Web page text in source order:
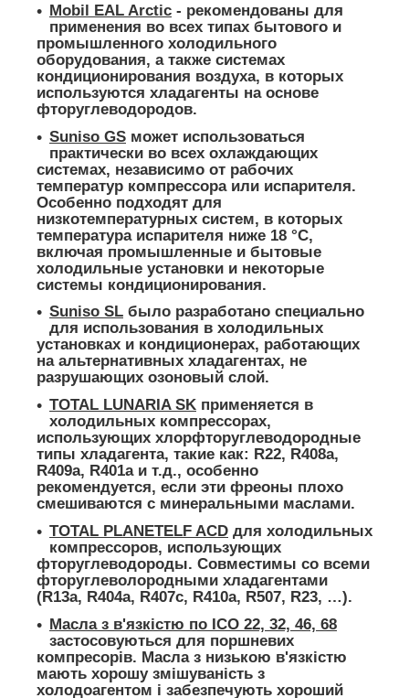
Mobil EAL Arctic - рекомендованы для
применения во всех типах бытового и
промышленного холодильного
оборудования, а также системах
кондиционирования воздуха, в которых
используются хладагенты на основе
фторуглеводородов.
Suniso GS может использоваться
практически во всех охлаждающих
системах, независимо от рабочих
температур компрессора или испарителя.
Особенно подходят для
низкотемпературных систем, в которых
температура испарителя ниже 18 °С,
включая промышленные и бытовые
холодильные установки и некоторые
системы кондиционирования.
Suniso SL было разработано специально
для использования в холодильных
установках и кондиционерах, работающих
на альтернативных хладагентах, не
разрушающих озоновый слой.
TOTAL LUNARIA SK применяется в
холодильных компрессорах,
использующих хлорфторуглеводородные
типы хладагента, такие как: R22, R408a,
R409a, R401a и т.д., особенно
рекомендуется, если эти фреоны плохо
смешиваются с минеральными маслами.
TOTAL PLANETELF ACD для холодильных
компрессоров, использующих
фторуглеводороды. Совместимы со всеми
фторуглеволородными хладагентами
(R13a, R404a, R407c, R410a, R507, R23, …).
Масла з в'язкістю по ІСО 22, 32, 46, 68
застосовуються для поршневих
компресорів. Масла з низькою в'язкістю
мають хорошу змішуваність з
холодоагентом і забезпечують хороший